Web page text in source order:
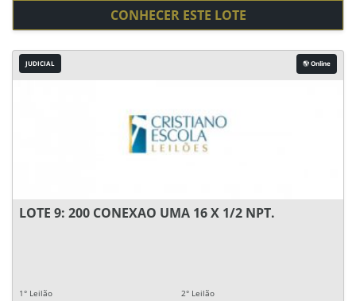
CONHECER ESTE LOTE
JUDICIAL Online
LOTE 9: 200 CONEXAO UMA 16 X 1/2 NPT.
1° Leilão 2° Leilão